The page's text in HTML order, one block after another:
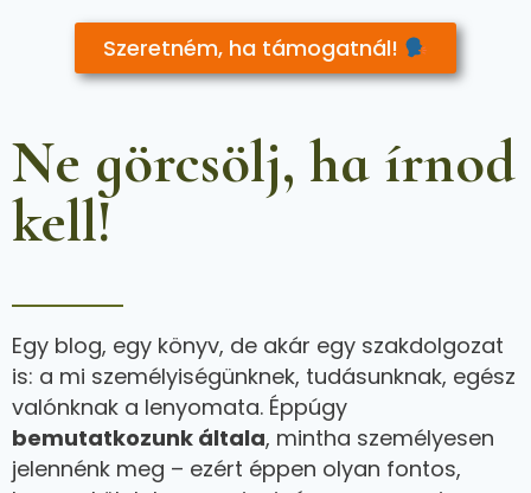
Szeretném, ha támogatnál!
Ne görcsölj, ha írnod
kell!
Egy blog, egy könyv, de akár egy szakdolgozat
is: a mi személyiségünknek, tudásunknak, egész
valónknak a lenyomata. Éppúgy
bemutatkozunk általa, mintha személyesen
jelennénk meg – ezért éppen olyan fontos,